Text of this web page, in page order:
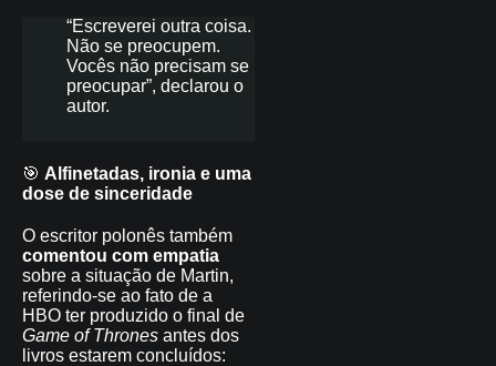
“Escreverei outra coisa.
Não se preocupem.
Vocês não precisam se
preocupar”, declarou o
autor.
🎯 Alfinetadas, ironia e uma
dose de sinceridade
O escritor polonês também
comentou com empatia
sobre a situação de Martin,
referindo-se ao fato de a
HBO ter produzido o final de
Game of Thrones antes dos
livros estarem concluídos: